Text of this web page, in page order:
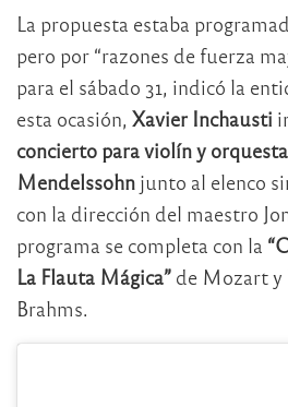
La propuesta estaba
pero por “razones de fuerza
para el sábado 31, indicó la
esta ocasión, Xavier Inchausti
concierto para violín y
Mendelssohn junto al elenco
con la dirección del maestro
programa se completa con la
La Flauta Mágica” de Mozart y
Brahms.